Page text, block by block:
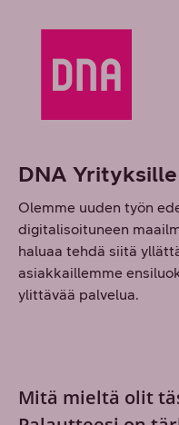
DNA Yrityksille
Olemme uuden työn
digitalisoituneen
haluaa tehdä siitä
asiakkaillemme
ylittävää palvelua.
Mitä mieltä olit